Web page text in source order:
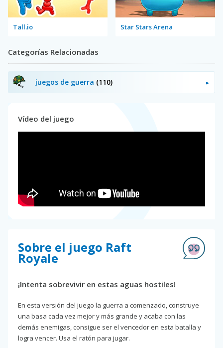
Tall.io Star Stars Arena
Categorías Relacionadas
juegos de guerra (110)
Vídeo del juego
Sobre el juego Raft
Royale
¡Intenta sobrevivir en estas aguas hostiles!
En esta versión del juego la guerra a comenzado, construye
una basa cada vez mejor y más grande y acaba con las
demás enemigas, consigue ser el vencedor en esta batalla y
logra vencer. Usa el ratón para jugar.